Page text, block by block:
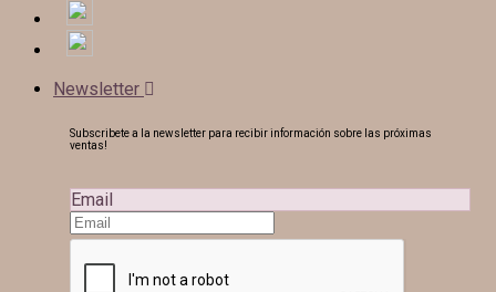
Newsletter
Subscribete a la newsletter para recibir información sobre las próximas
ventas!
Email